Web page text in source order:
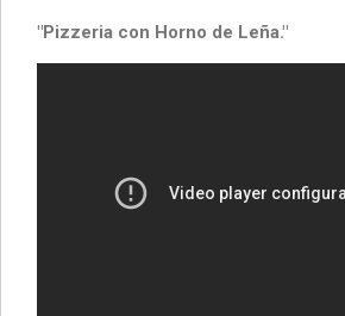
"Pizzeria con Horno de Leña."